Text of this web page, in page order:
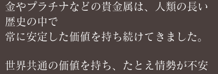
金やプラチナなどの貴金属は、人類の長い
歴史の中で
常に安定した価値を持ち続けてきました。
世界共通の価値を持ち、たとえ情勢が不安